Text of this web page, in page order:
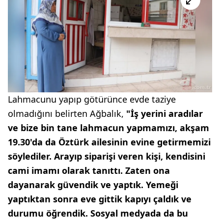
Lahmacunu yapıp götürünce evde taziye
olmadığını belirten Ağbalık, "İş yerini aradılar
ve bize bin tane lahmacun yapmamızı, akşam
19.30'da da Öztürk ailesinin evine getirmemizi
söylediler. Arayıp siparişi veren kişi, kendisini
cami imamı olarak tanıttı. Zaten ona
dayanarak güvendik ve yaptık. Yemeği
yaptıktan sonra eve gittik kapıyı çaldık ve
durumu öğrendik. Sosyal medyada da bu